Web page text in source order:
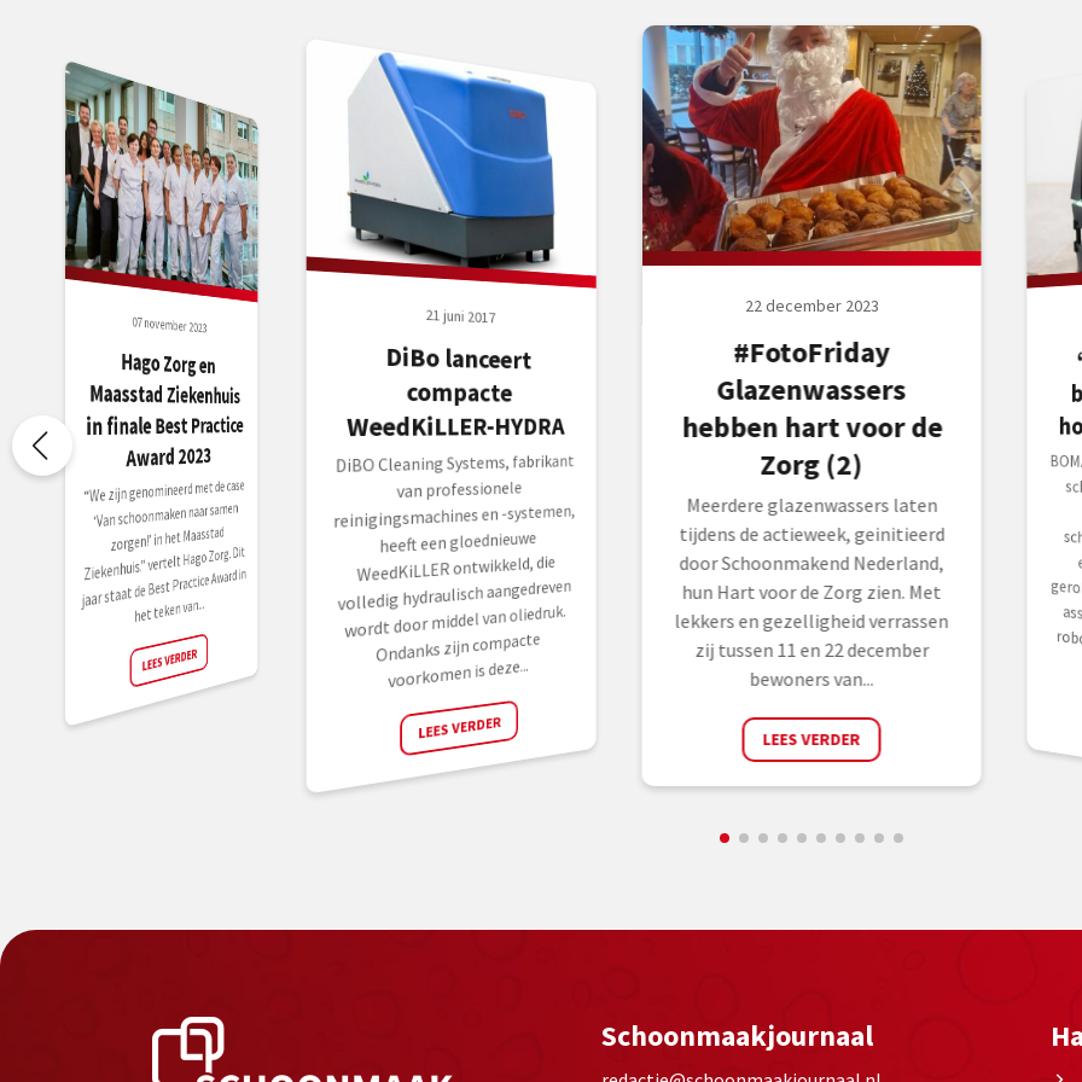
07 november 2023
Hago Zorg en
Maasstad Ziekenhuis
in finale Best Practice
Award 2023
“We zijn genomineerd met de case
‘Van schoonmaken naar samen
zorgen!’ in het Maasstad
Ziekenhuis.” vertelt Hago Zorg. Dit
jaar staat de Best Practice Award in
het teken van...
LEES VERDER
21 juni 2017
DiBo lanceert
compacte
WeedKiLLER-HYDRA
DiBO Cleaning Systems, fabrikant
van professionele
reinigingsmachines en -systemen,
heeft een gloednieuwe
WeedKiLLER ontwikkeld, die
volledig hydraulisch aangedreven
wordt door middel van oliedruk.
Ondanks zijn compacte
voorkomen is deze...
LEES VERDER
22 december 2023
#FotoFriday
Glazenwassers
hebben hart voor de
Zorg (2)
Meerdere glazenwassers laten
tijdens de actieweek, geinitieerd
door Schoonmakend Nederland,
hun Hart voor de Zorg zien. Met
lekkers en gezelligheid verrassen
zij tussen 11 en 22 december
bewoners van...
LEES VERDER
Schoonmaakjournaal